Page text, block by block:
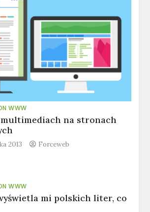
WWW
multimediach na stronach
2013 Forceweb
WWW
mi polskich liter, co